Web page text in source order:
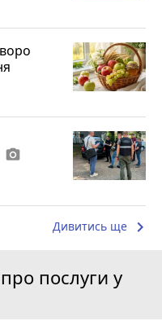
photo_camera
Дивитись ще keyboard_arrow_right
послуги у